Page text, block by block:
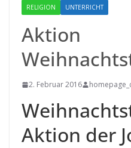
RELIGION UNTERRICHT
Aktion
2. Februar 2016
Aktion der